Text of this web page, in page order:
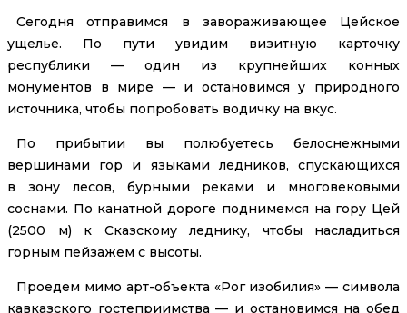
Сегодня отправимся в завораживающее Цейское
ущелье. По пути увидим визитную карточку
республики — один из крупнейших конных
монументов в мире — и остановимся у природного
источника, чтобы попробовать водичку на вкус.
По прибытии вы полюбуетесь белоснежными
вершинами гор и языками ледников, спускающихся
в зону лесов, бурными реками и многовековыми
соснами. По канатной дороге поднимемся на гору Цей
(2500 м) к Сказскому леднику, чтобы насладиться
горным пейзажем с высоты.
Проедем мимо арт-объекта «Рог изобилия» — символа
кавказского гостеприимства — и остановимся на обед